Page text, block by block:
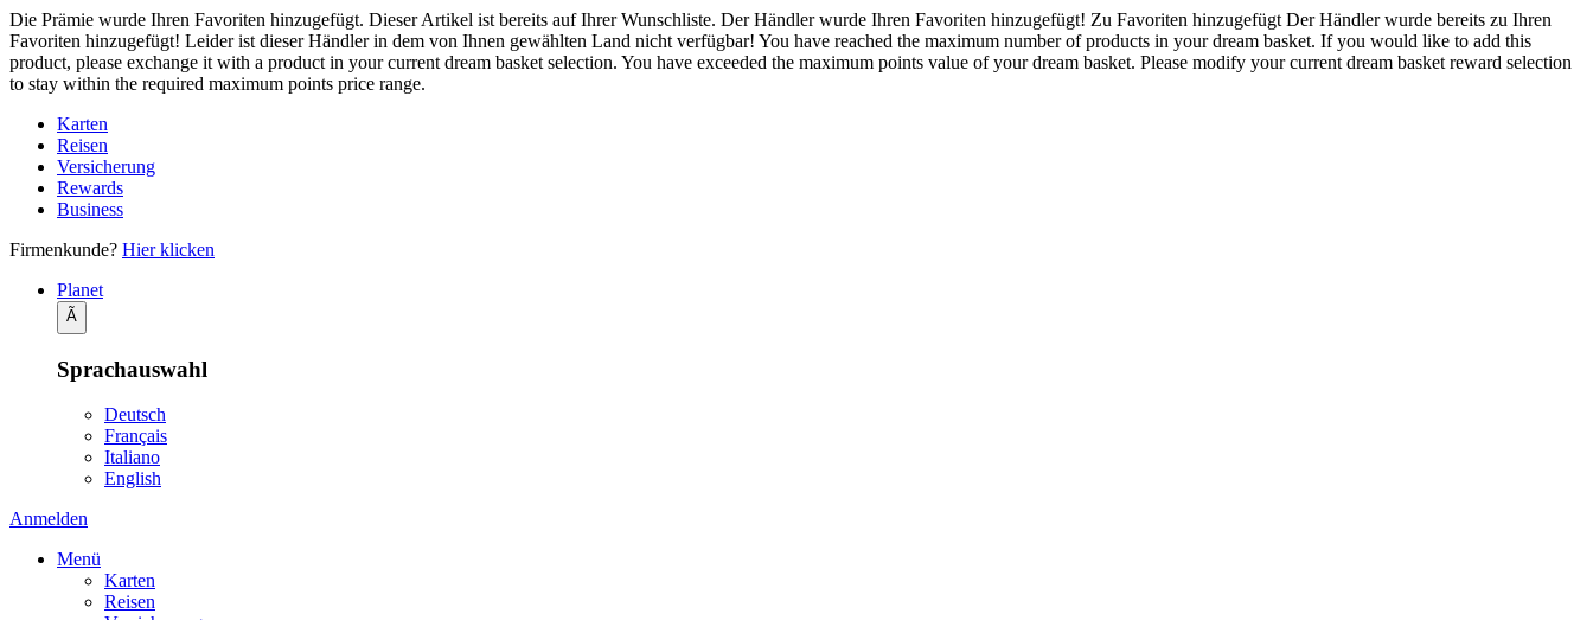
Die Prämie wurde Ihren Favoriten hinzugefügt. Dieser Artikel ist bereits auf Ihrer Wunschliste. Der Händler wurde Ihren Favoriten hinzugefügt! Zu Favoriten hinzugefügt Der Händler wurde bereits zu Ihren
Favoriten hinzugefügt! Leider ist dieser Händler in dem von Ihnen gewählten Land nicht verfügbar! You have reached the maximum number of products in your dream basket. If you would like to add this
product, please exchange it with a product in your current dream basket selection. You have exceeded the maximum points value of your dream basket. Please modify your current dream basket reward selection
to stay within the required maximum points price range.
Karten
Reisen
Versicherung
Rewards
Business
Firmenkunde? Hier klicken
Planet
Ã
Sprachauswahl
Deutsch
Français
Italiano
English
Anmelden
Menü
Karten
Reisen